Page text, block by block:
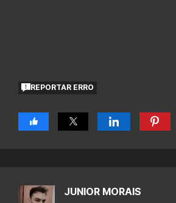
REPORTAR ERRO
JUNIOR MORAIS